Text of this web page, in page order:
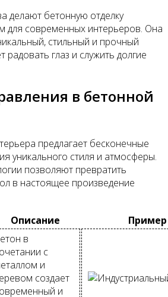
делают бетонную отделку
для современных интерьеров. Она
стильный и прочный
радовать глаз и служить долгие
в бетонной
предлагает бесконечные
уникального стиля и атмосферы.
позволяют превратить
в настоящее произведение
Описание Пример
в
с
и
создает
и